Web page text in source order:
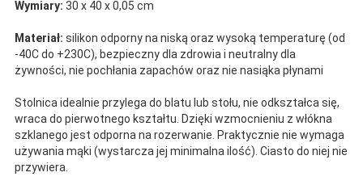
Wymiary: 30 x 40 x 0,05 cm
Materiał: silikon odporny na niską oraz wysoką temperaturę (od
-40C do +230C), bezpieczny dla zdrowia i neutralny dla
żywności, nie pochłania zapachów oraz nie nasiąka płynami
Stolnica idealnie przylega do blatu lub stołu, nie odkształca się,
wraca do pierwotnego kształtu. Dzięki wzmocnieniu z włókna
szklanego jest odporna na rozerwanie. Praktycznie nie wymaga
używania mąki (wystarcza jej minimalna ilość). Ciasto do niej nie
przywiera.